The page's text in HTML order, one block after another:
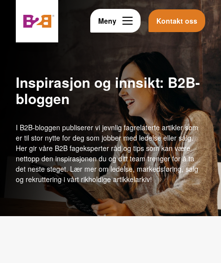
Meny Kontakt oss
Inspirasjon og innsikt: B2B-
bloggen
I B2B-bloggen publiserer vi jevnlig fagrelaterte artikler som
er til stor nytte for deg som jobber med ledelse eller salg.
Her gir våre B2B fageksperter råd og tips som kan være
nettopp den inspirasjonen du og ditt team trenger for å ta
det neste steget. Lær mer om ledelse, markedsføring, salg
og rekruttering i vårt rikholdige artikkelarkiv!